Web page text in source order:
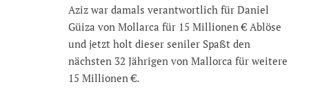
Aziz war damals verantwortlich für Daniel
Güiza von Mollarca für 15 Millionen € Ablöse
und jetzt holt dieser seniler Spaßt den
nächsten 32 Jährigen von Mallorca für weitere
15 Millionen €.